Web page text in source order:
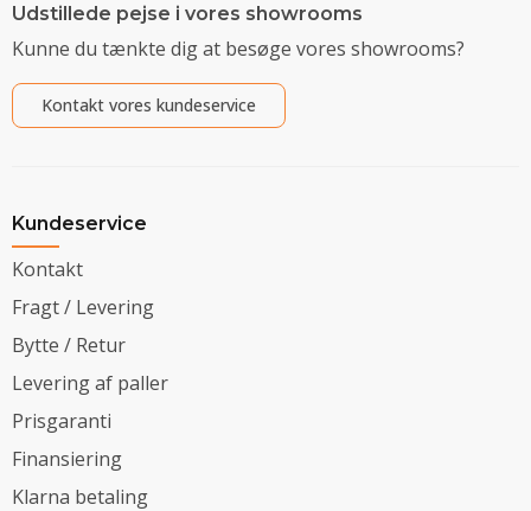
Udstillede pejse i vores showrooms
Kunne du tænkte dig at besøge vores showrooms?
Kontakt vores kundeservice
Kundeservice
Kontakt
Fragt / Levering
Bytte / Retur
Levering af paller
Prisgaranti
Finansiering
Klarna betaling